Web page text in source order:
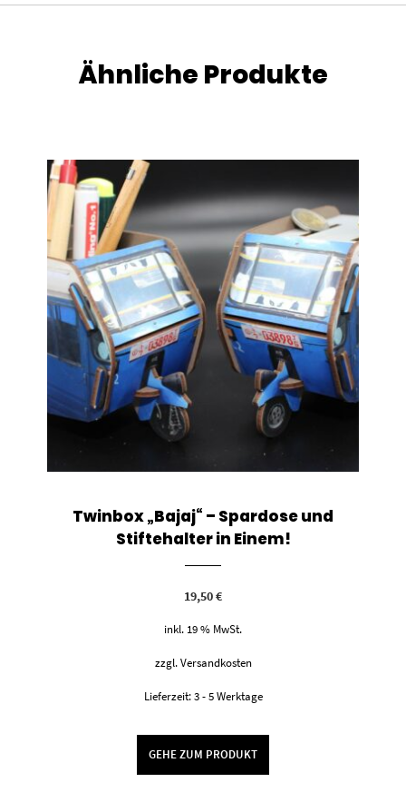
Ähnliche Produkte
Twinbox „Bajaj“ – Spardose und
Stiftehalter in Einem!
19,50€
inkl. 19 % MwSt.
zzgl. Versandkosten
Lieferzeit: 3 - 5 Werktage
GEHE ZUM PRODUKT